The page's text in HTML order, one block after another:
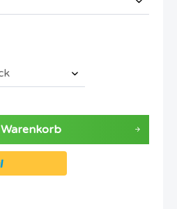
Warenkorb